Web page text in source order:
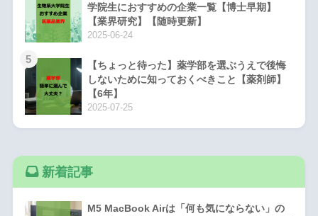
学院生におすすめの企業一覧【博士早期】
【業界研究】【随時更新】
2025-06-24
5
【ちょっと待った】薬学部を選ぶうえで後悔
しないために知っておくべきこと【薬剤師】
【6年】
2025-07-25
新着記事
M5 MacBook Airは「何も気にならない」の